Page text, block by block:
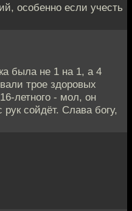
особенно если учесть
была не 1 на 1, а 4
трое здоровых
летного - мол, он
сойдёт. Слава богу,